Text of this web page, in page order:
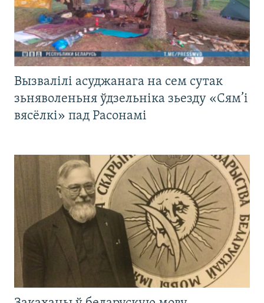
Вызвалілі асуджанага на сем сутак
зьняволеньня ўдзельніка зьезду «Сям’і
вясёлкі» пад Расонамі